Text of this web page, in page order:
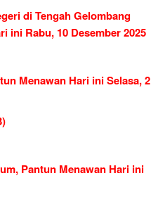
di Tengah Gelombang
ini Rabu, 10 Desember 2025
Menawan Hari ini Selasa, 2
Pantun Menawan Hari ini